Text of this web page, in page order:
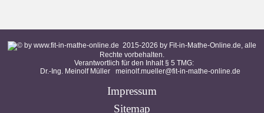
2015-2026 by Fit-in-Mathe-Online.de, alle
Rechte vorbehalten.
Verantwortlich für den Inhalt § 5 TMG:
Dr.-Ing. Meinolf Müller meinolf.mueller@fit-in-mathe-online.de
Impressum
Sitemap